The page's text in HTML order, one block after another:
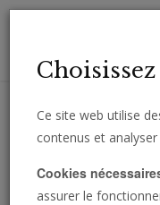
importantes directement
Ce site web utilise
contenus et analyser
Cookies
assurer le